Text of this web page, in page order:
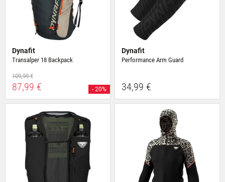
Dynafit
Transalper 18 Backpack
109,99 €
87,99 € - 20%
Dynafit
Performance Arm Guard
34,99 €